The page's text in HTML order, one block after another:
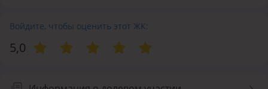
Войдите, чтобы оценить этот ЖК:
5,0